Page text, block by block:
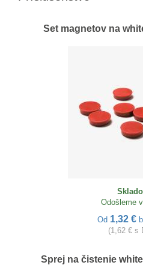
Set magnetov na
Odošleme
Od 1,32 €
(1,62 € s
Sprej na čistenie